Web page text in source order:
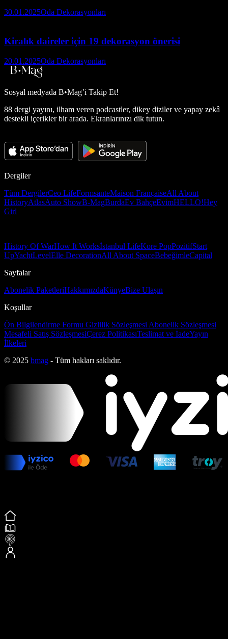
30.01.2025Oda Dekorasyonları
Kiralık daireler için 19 dekorasyon önerisi
20.01.2025Oda Dekorasyonları
Sosyal medyada B•Mag’i Takip Et!
88 dergi yayını, ilham veren podcastler, dikey diziler ve yapay zekâ
destekli içerikler bir arada. Ekranlarınızı dik tutun.
Dergiler
Tüm DergilerCeo LifeFormsanteMaison FrançaiseAll About
HistoryAtlasAuto ShowB-MagBurdaEv BahçeEvimHELLO!Hey
Girl
History Of WarHow It Worksİstanbul LifeKore PopPozitifStart
UpYachtLevelElle DecorationAll About SpaceBebeğimleCapital
Sayfalar
Abonelik PaketleriHakkımızdaKünyeBize Ulaşın
Koşullar
Ön Bilgilendirme Formu Gizlilik Sözleşmesi Abonelik Sözleşmesi
Mesafeli Satış SözleşmesiÇerez PolitikasıTeslimat ve İadeYayın
İlkeleri
© 2025 bmag - Tüm hakları saklıdır.